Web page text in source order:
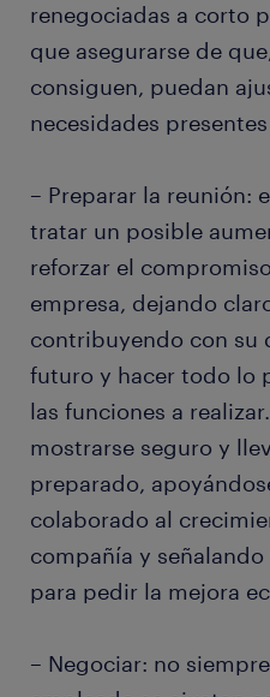
renegociadas a corto
que asegurarse de
consiguen, puedan
necesidades
– Preparar la reunión:
tratar un posible
reforzar el
empresa, dejando
contribuyendo con su
futuro y hacer todo lo
las funciones a
mostrarse seguro y
preparado,
colaborado al
compañía y
para pedir la mejora
– Negociar: no